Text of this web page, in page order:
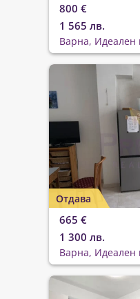
800 €
1 565 лв.
Варна, Идеален
Отдава
665 €
1 300 лв.
Варна, Идеален